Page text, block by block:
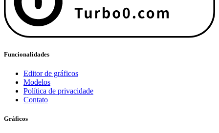
Funcionalidades
Editor de gráficos
Modelos
Política de privacidade
Contato
Gráficos